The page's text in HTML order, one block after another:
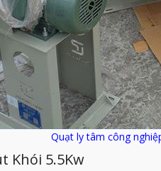
Quạt ly tâm công
Khói 5.5Kw